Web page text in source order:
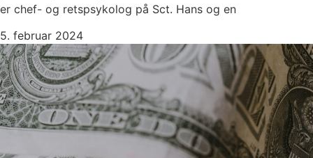
er chef- og retspsykolog på Sct. Hans og en
5. februar 2024